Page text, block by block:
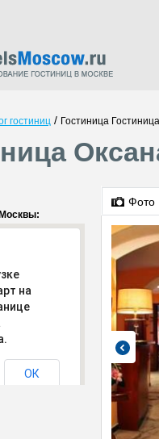
гостиниц / Гостиница
на
ОК
Фото